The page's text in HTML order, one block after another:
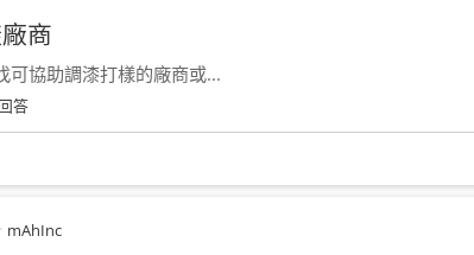
商
可協助調漆打樣的廠商或...
答
mAhInc